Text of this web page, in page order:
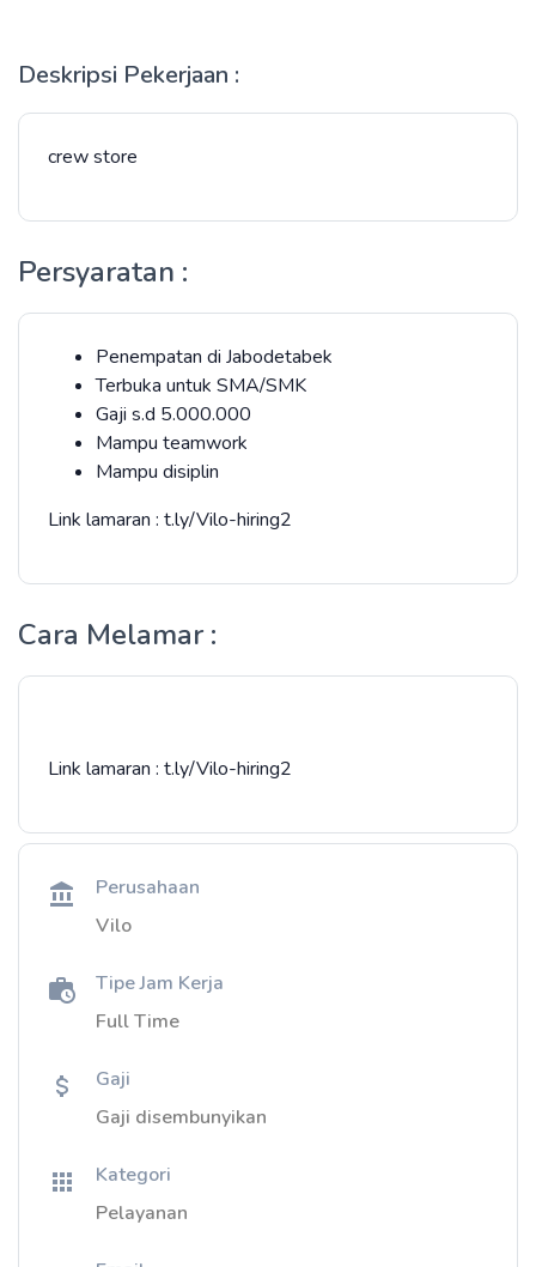
Deskripsi Pekerjaan :
crew store
Persyaratan :
Penempatan di Jabodetabek
Terbuka untuk SMA/SMK
Gaji s.d 5.000.000
Mampu teamwork
Mampu disiplin
Link lamaran : t.ly/Vilo-hiring2
Cara Melamar :
Link lamaran : t.ly/Vilo-hiring2
Perusahaan
Vilo
Tipe Jam Kerja
Full Time
Gaji
Gaji disembunyikan
Kategori
Pelayanan